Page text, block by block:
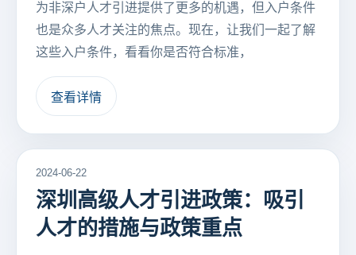
为非深户人才引进提供了更多的机遇，但入户条件
也是众多人才关注的焦点。现在，让我们一起了解
这些入户条件，看看你是否符合标准，
查看详情
2024-06-22
深圳高级人才引进政策：吸引
人才的措施与政策重点